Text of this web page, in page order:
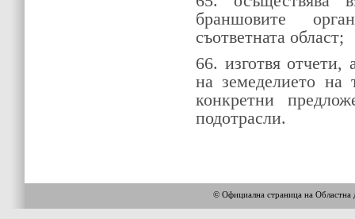
браншовите
съответната област;
66. изготвя отчети,
на земеделието на
конкретни
подотрасли.
© Официална страница на